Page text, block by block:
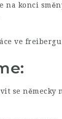
na konci
se německy